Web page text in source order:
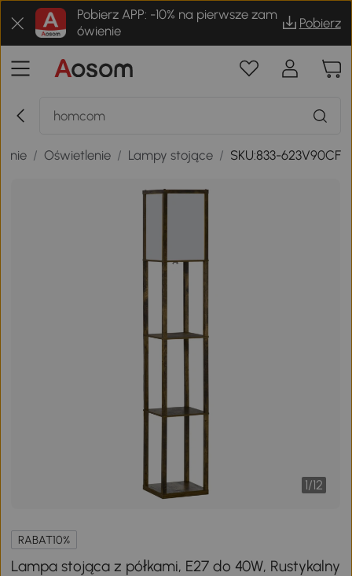
Pobierz APP: -10% na pierwsze zam
ówienie
Pobierz
/ Oświetlenie / Lampy stojące / SKU:833-623V90CF
1/12
RABAT10%
Lampa stojąca z półkami, E27 do 40W, Rustykalny